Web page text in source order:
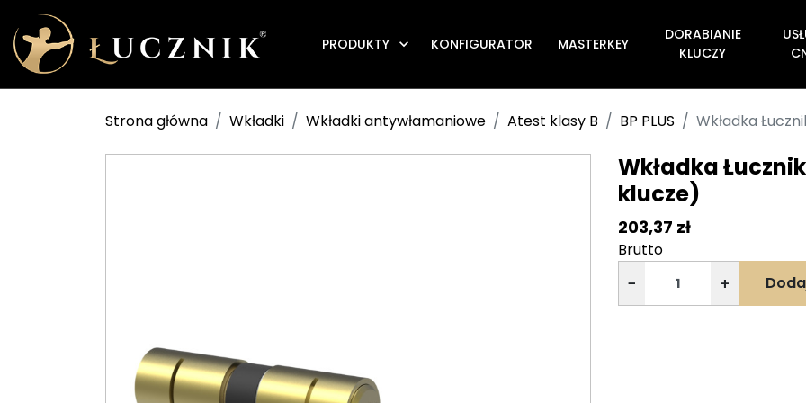
PRODUKTY  KONFIGURATOR MASTERKEY
DORABIANIE
KLUCZY
Strona główna Wkładki Wkładki antywłamaniowe Atest klasy B BP PLUS Wkładka
Wkładka
klucze)
203,37 zł
Brutto
− +